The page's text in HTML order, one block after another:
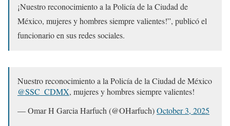
¡Nuestro reconocimiento a la Policía de la Ciudad de
México, mujeres y hombres siempre valientes!”, publicó el
funcionario en sus redes sociales.
Nuestro reconocimiento a la Policía de la Ciudad de México
@SSC_CDMX, mujeres y hombres siempre valientes!
— Omar H Garcia Harfuch (@OHarfuch)October 3, 2025